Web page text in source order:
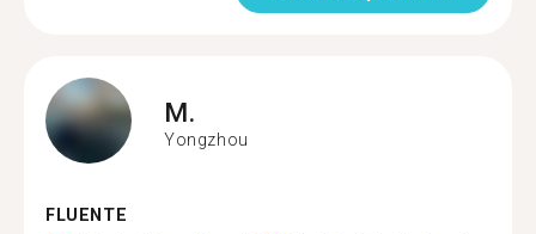
M.
Yongzhou
FLUENTE